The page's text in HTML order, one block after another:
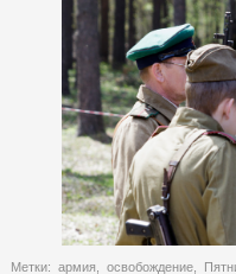
Метки: армия освобождение